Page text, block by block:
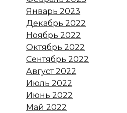
Январь 2023
Декабрь 2022
Ноябрь 2022
Октябрь 2022
Сентябрь 2022
Август 2022
Июль 2022
Июнь 2022
Май 2022